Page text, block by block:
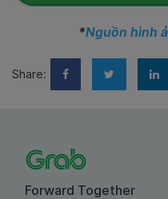
*Nguồn hình
Share:
Forward Together